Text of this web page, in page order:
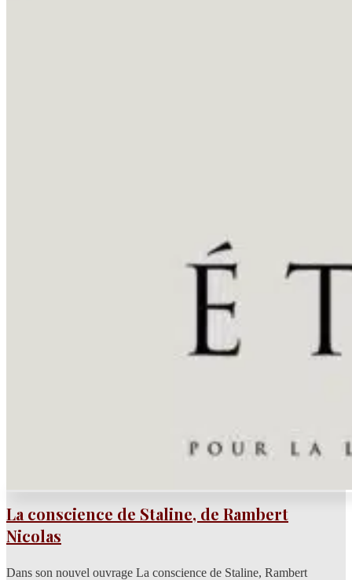
La conscience de Staline, de Rambert
Nicolas
Dans son nouvel ouvrage La conscience de Staline, Rambert